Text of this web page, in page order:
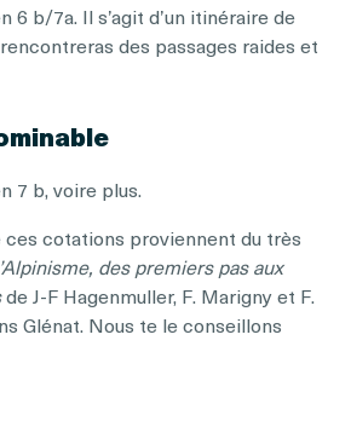
6 b/7a. Il s’agit d’un itinéraire de
des passages raides et
7 b, voire plus.
cotations proviennent du très
des premiers pas aux
de J-F Hagenmuller, F. Marigny et F.
Glénat. Nous te le conseillons